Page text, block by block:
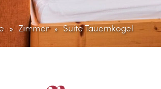
Zimmer Suite Tauernkogel